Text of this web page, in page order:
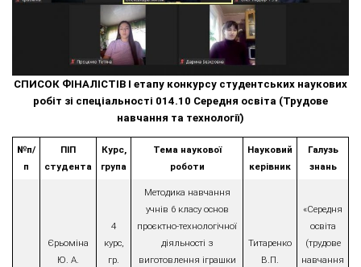
СПИСОК ФІНАЛІСТІВ І етапу конкурсу студентських наукових
робіт зі спеціальності 014.10 Середня освіта (Трудове
навчання та технології)
№п/
п
ПІП
студента
Курс,
група
Тема наукової
роботи
Науковий
керівник
Галузь
знань
Єрьоміна
Ю. А.
4
курс,
гр.
Методика навчання
учнів 6 класу основ
проєктно-технологічної
діяльності з
виготовлення іграшки
Титаренко
В.П.
«Середня
освіта
(трудове
навчання